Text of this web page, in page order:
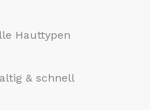
Hauttypen
& schnell